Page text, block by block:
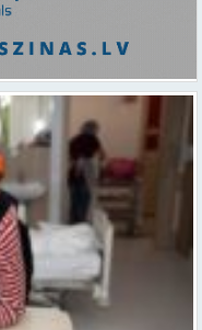
Klauni uzsāk darbu